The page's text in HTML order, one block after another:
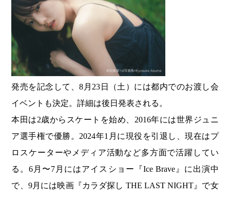
発売を記念して、8月23日（土）には都内でのお渡し会
イベントも決定。詳細は後日発表される。
本田は2歳からスケートを始め、2016年には世界ジュニ
ア選手権で優勝。2024年1月に現役を引退し、現在はプ
ロスケーターやメディア活動など多方面で活躍してい
る。6月〜7月にはアイスショー『Ice Brave』に出演中
で、9月には映画『カラダ探し THE LAST NIGHT』で女